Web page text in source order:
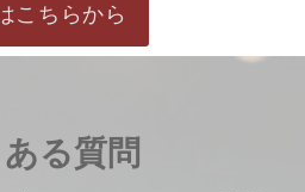
こちらから
る質問